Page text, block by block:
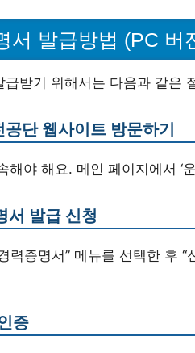
서 발급방법 (PC 버
급받기 위해서는 다음과 같은
공단 웹사이트 방문하기
해야 해요. 메인 페이지에서 ‘
서 발급 신청
력증명서” 메뉴를 선택한 후
증